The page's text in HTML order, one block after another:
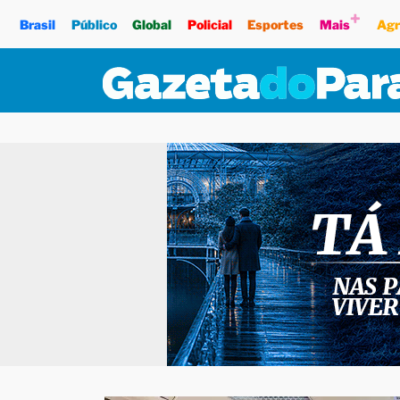
Brasil Público Global Policial Esportes Mais+